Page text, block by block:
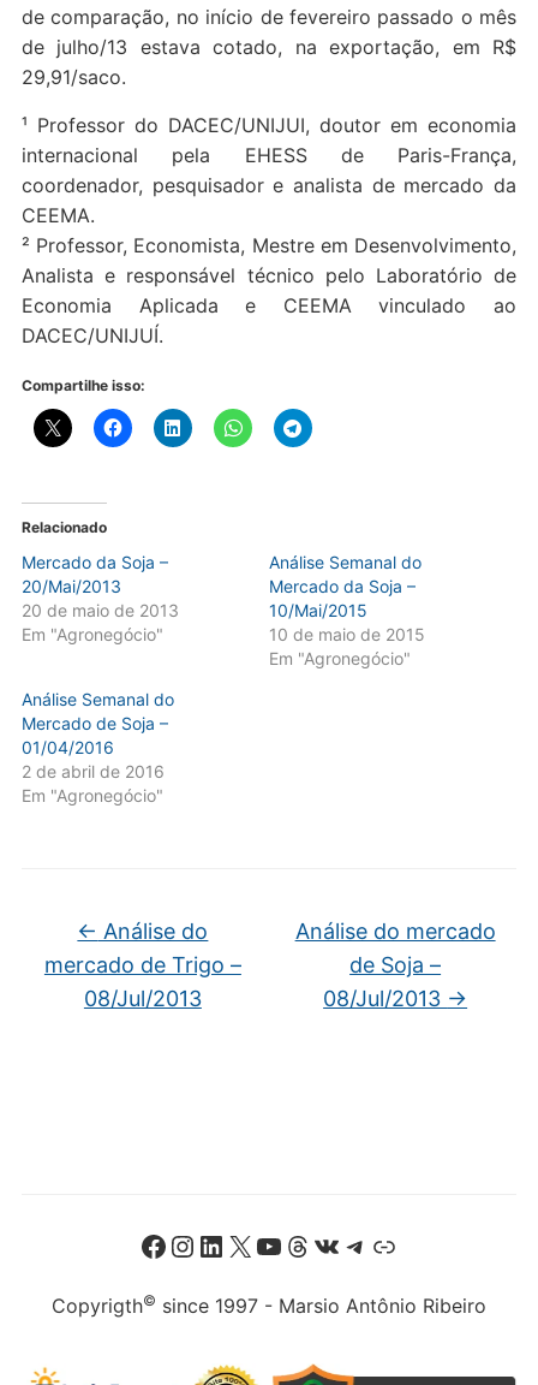
de comparação, no início de fevereiro passado o mês
de julho/13 estava cotado, na exportação, em R$
29,91/saco.
¹ Professor do DACEC/UNIJUI, doutor em economia
internacional pela EHESS de Paris-França,
coordenador, pesquisador e analista de mercado da
CEEMA.
² Professor, Economista, Mestre em Desenvolvimento,
Analista e responsável técnico pelo Laboratório de
Economia Aplicada e CEEMA vinculado ao
DACEC/UNIJUÍ.
Compartilhe isso:
Relacionado
Mercado da Soja –
20/Mai/2013
20 de maio de 2013
Em "Agronegócio"
Análise Semanal do
Mercado da Soja –
10/Mai/2015
10 de maio de 2015
Em "Agronegócio"
Análise Semanal do
Mercado de Soja –
01/04/2016
2 de abril de 2016
Em "Agronegócio"
← Análise do
mercado de Trigo –
08/Jul/2013
Análise do mercado
de Soja –
08/Jul/2013 →
Facebook Instagram LinkedIn X Youtube Threads
Copyrigth© since 1997 - Marsio Antônio Ribeiro